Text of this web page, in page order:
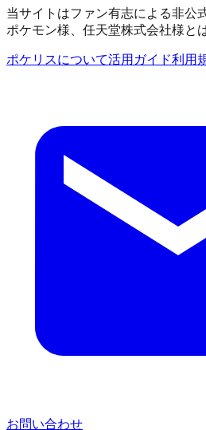
当サイトはファン有志による非公
ポケモン様、任天堂株式会社様と
ポケリスについて活用ガイド利用
お問い合わせ